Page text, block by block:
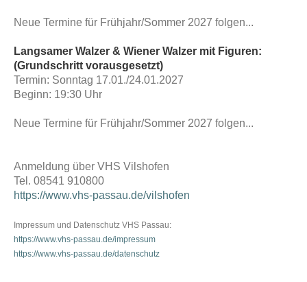
Neue Termine für Frühjahr/Sommer 2027 folgen...
Langsamer Walzer & Wiener Walzer mit Figuren:
(Grundschritt vorausgesetzt)
Termin: Sonntag 17.01./24.01.2027
Beginn: 19:30 Uhr
Neue Termine für Frühjahr/Sommer 2027 folgen...
Anmeldung über VHS Vilshofen
Tel. 08541 910800
https://www.vhs-passau.de/vilshofen
Impressum und Datenschutz VHS Passau:
https://www.vhs-passau.de/impressum
https://www.vhs-passau.de/datenschutz